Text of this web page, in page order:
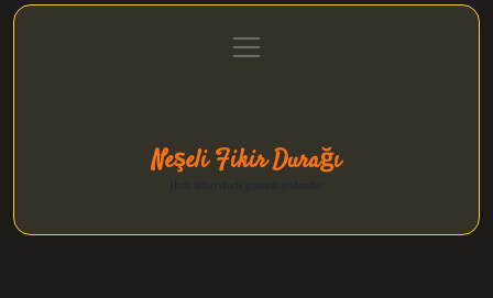
Gizlilik Politikası
menüyü
aç
Neşeli Fikir Durağı